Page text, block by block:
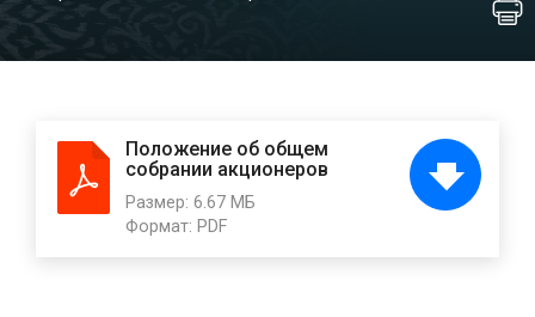
Положение об общем
собрании акционеров
Размер: 6.67 МБ
Формат: PDF